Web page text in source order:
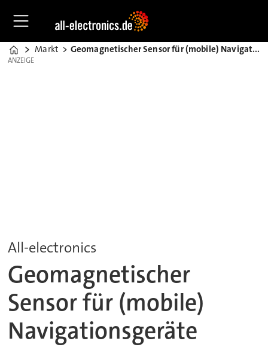
Home
Markt Geomagnetischer Sensor für (mobile) Navigationsgeräte
ANZEIGE
ANZEIGE
All-electronics
Geomagnetischer
Sensor für (mobile)
Navigationsgeräte